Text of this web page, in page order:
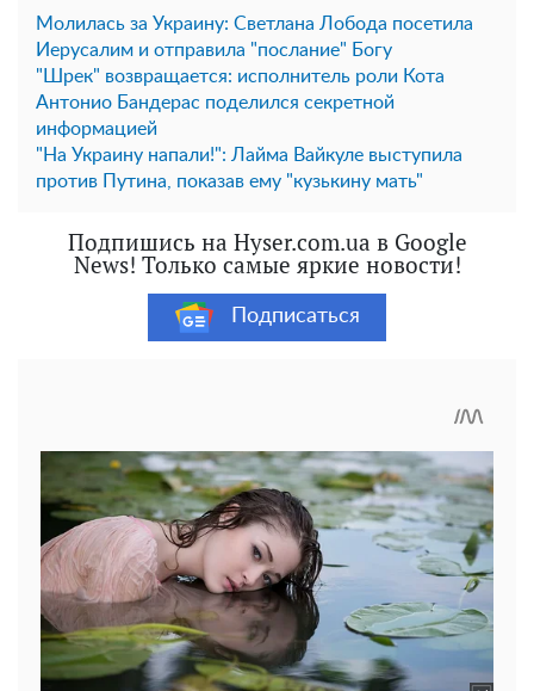
Молилась за Украину: Светлана Лобода посетила
Иерусалим и отправила "послание" Богу
"Шрек" возвращается: исполнитель роли Кота
Антонио Бандерас поделился секретной
информацией
"На Украину напали!": Лайма Вайкуле выступила
против Путина, показав ему "кузькину мать"
Подпишись на Hyser.com.ua в Google
News! Только самые яркие новости!
Подписаться